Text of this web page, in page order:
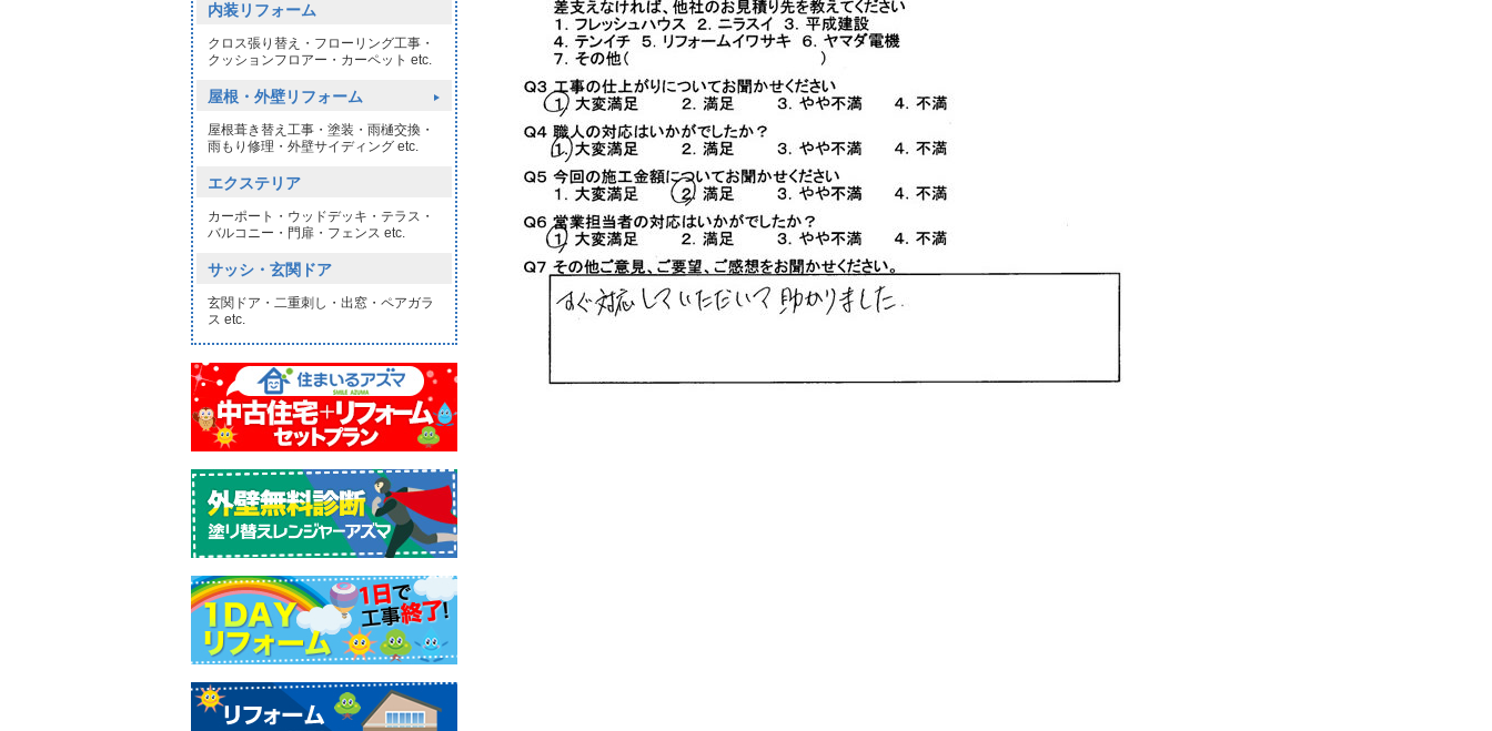
内装リフォーム
クロス張り替え・フローリング工事・
クッションフロアー・カーペット etc.
屋根・外壁リフォーム
屋根葺き替え工事・塗装・雨樋交換・
雨もり修理・外壁サイディング etc.
エクステリア
カーポート・ウッドデッキ・テラス・
バルコニー・門扉・フェンス etc.
サッシ・玄関ドア
玄関ドア・二重刺し・出窓・ペアガラ
ス etc.